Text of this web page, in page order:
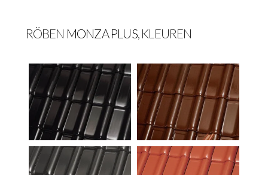
RÖBEN MONZA PLUS, KLEUREN